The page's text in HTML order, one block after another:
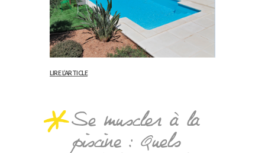
LIRE L’ARTICLE
Se muscler à la
piscine : Quels